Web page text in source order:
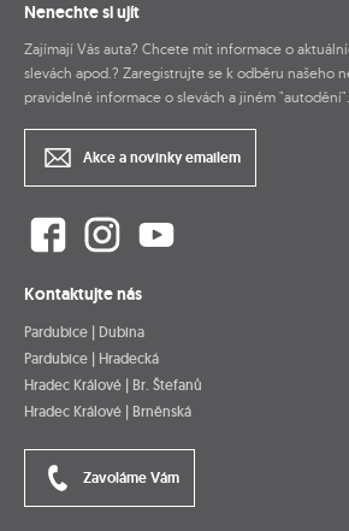
Nenechte si ujít
Zajímají Vás auta? Chcete mít informace o
slevách apod.? Zaregistrujte se k odběru našeho
pravidelné informace o slevách a jiném "autodění".
Akce a novinky emailem
Kontaktujte nás
Pardubice | Dubina
Pardubice | Hradecká
Hradec Králové | Br. Štefanů
Hradec Králové | Brněnská
Zavoláme Vám